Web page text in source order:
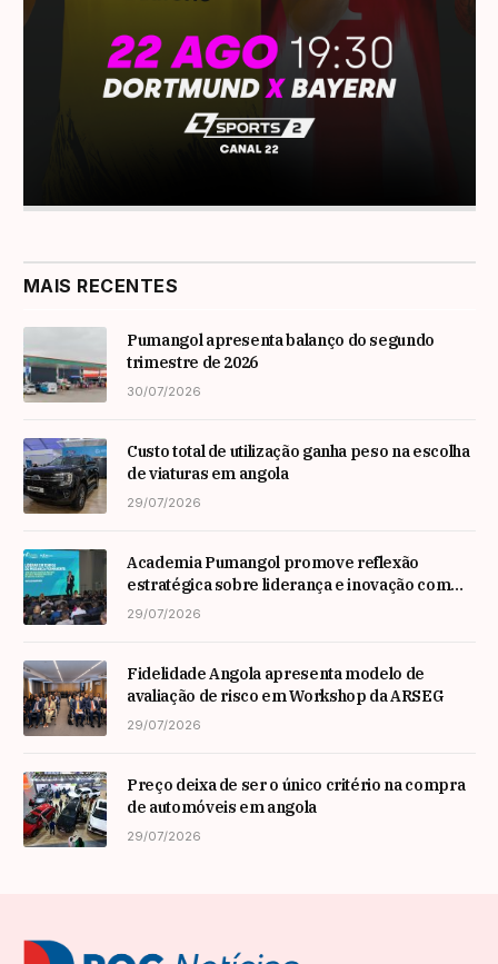
MAIS RECENTES
Pumangol apresenta balanço do segundo
trimestre de 2026
30/07/2026
Custo total de utilização ganha peso na escolha
de viaturas em angola
29/07/2026
Academia Pumangol promove reflexão
estratégica sobre liderança e inovação com
especialista internacional Nadim Habib
29/07/2026
Fidelidade Angola apresenta modelo de
avaliação de risco em Workshop da ARSEG
29/07/2026
Preço deixa de ser o único critério na compra
de automóveis em angola
29/07/2026